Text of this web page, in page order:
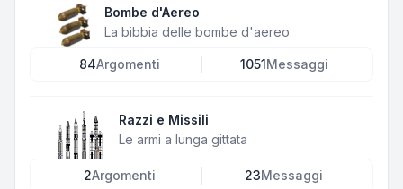
Bombe d'Aereo
La bibbia delle bombe d'aereo
84Argomenti 1051 Messaggi
Razzi e Missili
Le armi a lunga gittata
2Argomenti 23Messaggi